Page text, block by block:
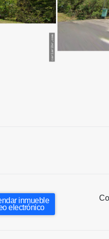
inmueble
electrónico